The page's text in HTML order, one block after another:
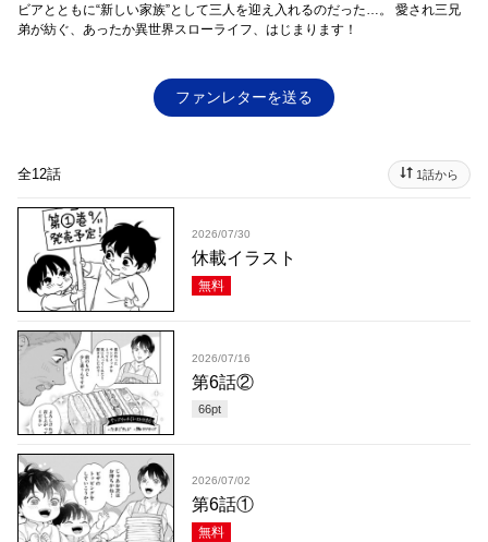
ビアとともに“新しい家族”として三人を迎え入れるのだった…。 愛され三兄
弟が紡ぐ、あったか異世界スローライフ、はじまります！
ファンレターを送る
全12話 1話から
2026/07/30
休載イラスト
無料
2026/07/16
第6話②
66pt
2026/07/02
第6話①
無料